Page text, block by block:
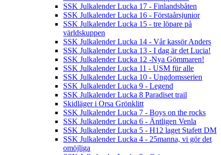
SSK Julkalender Lucka 17 - Finlandsbåten
SSK Julkalender Lucka 16 - Förstaårsjunior
SSK Julkalender Lucka 15 - tre löpare på
världskuppen
SSK Julkalender Lucka 14 - Vår kassör Anders
SSK Julkalender Lucka 13 - I dag är det Lucia!
SSK Julkalender Lucka 12 -Nya Gömmaren!
SSK Julkalender Lucka 11 - USM für alle
SSK Julkalender Lucka 10 - Ungdomsserien
SSK Julkalender Lucka 9 - Legend
SSK Julkalender Lucka 8 Paradiset trail
Skidläger i Orsa Grönklitt
SSK Julkalender Lucka 7 - Boys on the rocks
SSK Julkalender Lucka 6 - Äntligen Venla
SSK Julkalender Lucka 5 - H12 laget Stafett DM
SSK Julkalender Lucka 4 - 25manna, vi gör det
omöjliga